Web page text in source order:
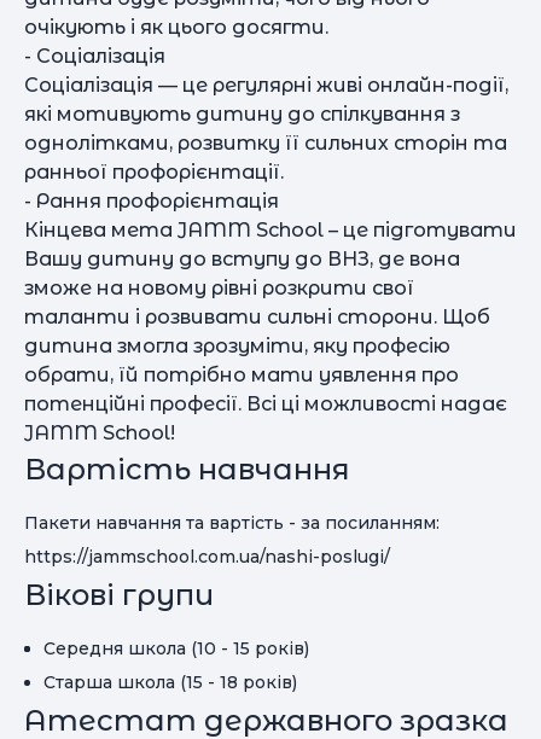
очікують і як цього досягти.
- Соціалізація
Соціалізація — це регулярні живі онлайн-події,
які мотивують дитину до спілкування з
однолітками, розвитку її сильних сторін та
ранньої профорієнтації.
- Рання профорієнтація
Кінцева мета JAMM School – це підготувати
Вашу дитину до вступу до ВНЗ, де вона
зможе на новому рівні розкрити свої
таланти і розвивати сильні сторони. Щоб
дитина змогла зрозуміти, яку професію
обрати, їй потрібно мати уявлення про
потенційні професії. Всі ці можливості надає
JAMM School!
Вартість навчання
Пакети навчання та вартість - за посиланням:
https://jammschool.com.ua/nashi-poslugi/
Вікові групи
Середня школа (10 - 15 років)
Старша школа (15 - 18 років)
Атестат державного зразка